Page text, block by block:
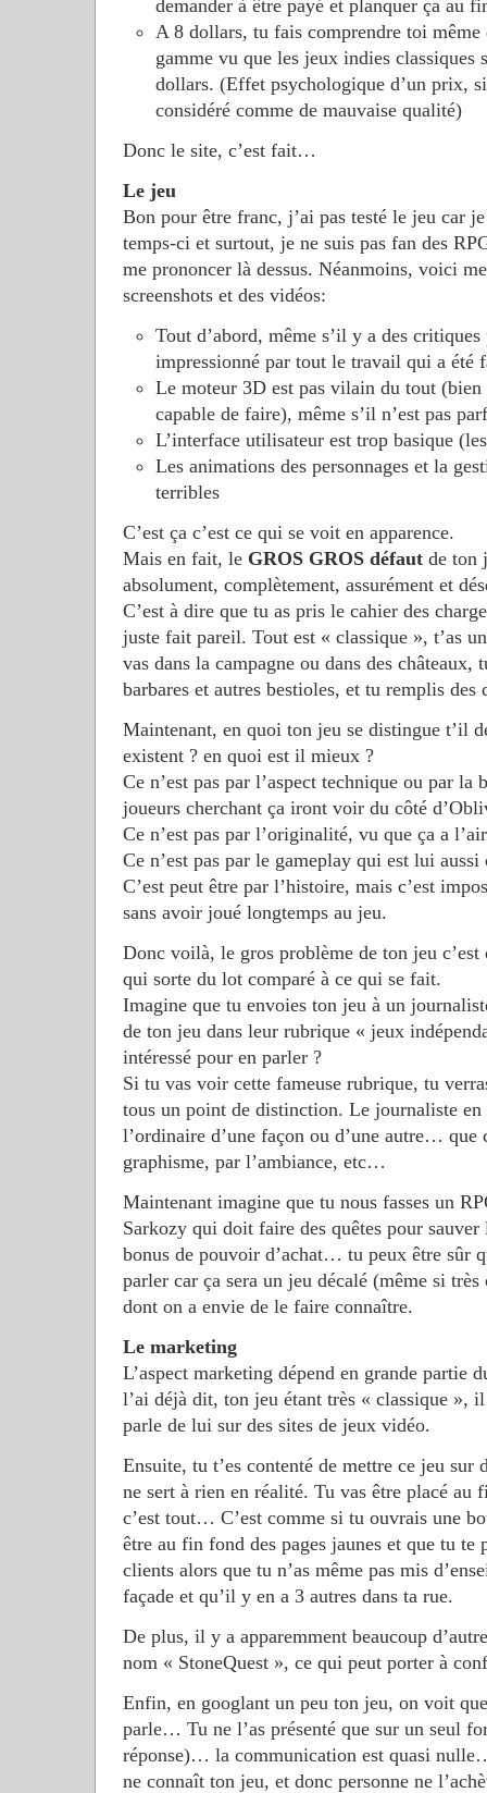
demander à être payé et planquer ça au
A 8 dollars, tu fais comprendre toi même
gamme vu que les jeux indies classiques
dollars. (Effet psychologique d’un prix, si
considéré comme de mauvaise qualité)
Donc le site, c’est fait…
Le jeu
Bon pour être franc, j’ai pas testé le jeu car je
temps-ci et surtout, je ne suis pas fan des
me prononcer là dessus. Néanmoins, voici
screenshots et des vidéos:
Tout d’abord, même s’il y a des
impressionné par tout le travail qui a été
Le moteur 3D est pas vilain du tout (bien
capable de faire), même s’il n’est pas
L’interface utilisateur est trop basique
Les animations des personnages et la
terribles
C’est ça c’est ce qui se voit en apparence.
Mais en fait, le GROS GROS défautde ton
absolument, complètement, assurément et
C’est à dire que tu as pris le cahier des
juste fait pareil. Tout est « classique », t’as
vas dans la campagne ou dans des châteaux,
barbares et autres bestioles, et tu remplis des
Maintenant, en quoi ton jeu se distingue t’il
existent ? en quoi est il mieux ?
Ce n’est pas par l’aspect technique ou par la
joueurs cherchant ça iront voir du côté
Ce n’est pas par l’originalité, vu que ça a
Ce n’est pas par le gameplay qui est lui aussi
C’est peut être par l’histoire, mais c’est
sans avoir joué longtemps au jeu.
Donc voilà, le gros problème de ton jeu c’est
qui sorte du lot comparé à ce qui se fait.
Imagine que tu envoies ton jeu à un
de ton jeu dans leur rubrique « jeux
intéressé pour en parler ?
Si tu vas voir cette fameuse rubrique, tu
tous un point de distinction. Le journaliste en
l’ordinaire d’une façon ou d’une autre… que
graphisme, par l’ambiance, etc…
Maintenant imagine que tu nous fasses un
Sarkozy qui doit faire des quêtes pour sauver
bonus de pouvoir d’achat… tu peux être sûr
parler car ça sera un jeu décalé (même si
dont on a envie de le faire connaître.
Le marketing
L’aspect marketing dépend en grande partie
l’ai déjà dit, ton jeu étant très « classique »,
parle de lui sur des sites de jeux vidéo.
Ensuite, tu t’es contenté de mettre ce jeu sur
ne sert à rien en réalité. Tu vas être placé
c’est tout… C’est comme si tu ouvrais une
être au fin fond des pages jaunes et que tu te
clients alors que tu n’as même pas mis
façade et qu’il y en a 3 autres dans ta rue.
De plus, il y a apparemment beaucoup
nom « StoneQuest », ce qui peut porter à
Enfin, en googlant un peu ton jeu, on voit
parle… Tu ne l’as présenté que sur un seul
réponse)… la communication est quasi
ne connaît ton jeu, et donc personne ne